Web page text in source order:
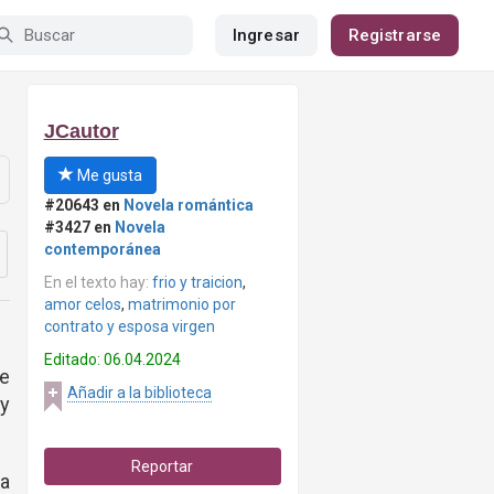
Ingresar Registrarse
JCautor
Me gusta
#20643 en Novela romántica
#3427 en Novela
contemporánea
En el texto hay: frio y traicion,
amor celos, matrimonio por
contrato y esposa virgen
Editado: 06.04.2024
Añadir a la biblioteca
Reportar